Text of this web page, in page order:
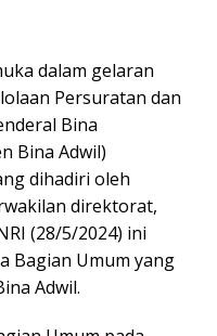
dalam gelaran
Persuratan dan
Bina
Bina Adwil)
dihadiri oleh
direktorat,
(28/5/2024) ini
Bagian Umum yang
Adwil.